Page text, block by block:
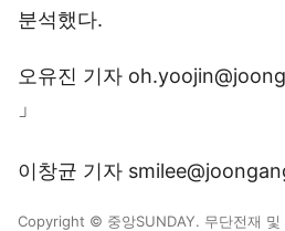
분석했다.
오유진 기자
」
이창균 기자
Copyright © 중앙SUNDAY. 무단전재 및